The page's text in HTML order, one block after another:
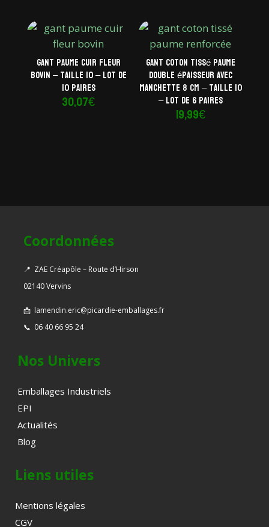
Gant paume cuir fleur
bovin – Taille 10 – Lot de
10 paires
30,07€
Gant coton tissé paume
double épaisseur avec
manchette 8 cm – Taille 10
– Lot de 6 paires
19,99€
Coordonnées
📍 ZAE Créapôle – Route d’Hirson
02140 Vervins
📩 lamendin.eric@picardie-emballages.fr
📞 06 40 66 95 24
Nos Univers
Emballages Industriels
EPI
Actualités
Blog
Liens utiles
Mentions légales
CGV